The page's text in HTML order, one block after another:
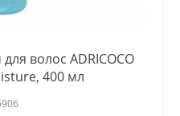
волос ADRICOCO
400 мл